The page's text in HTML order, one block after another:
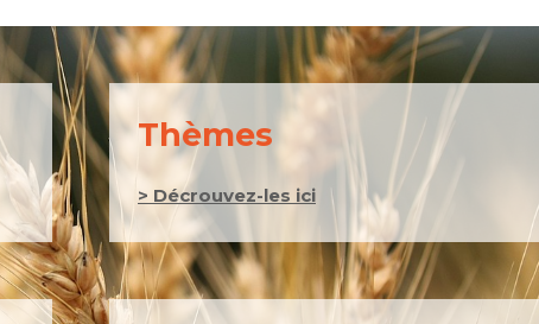
Thèmes
> Décrouvez-les ici